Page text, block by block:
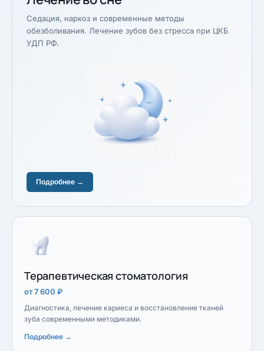
Седация, наркоз и современные методы
обезболивания. Лечение зубов без стресса при ЦКБ
УДП РФ.
Подробнее →
Терапевтическая стоматология
от 7 600 ₽
Диагностика, лечение кариеса и восстановление тканей
зуба современными методиками.
Подробнее →